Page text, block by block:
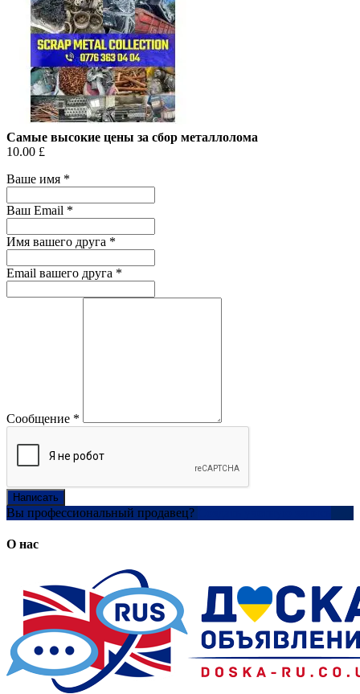
Самые высокие цены за сбор металлолома
10.00 £
Ваше имя *
Ваш Email *
Имя вашего друга *
Email вашего друга *
Сообщение *
Написать
Вы профессиональный продавец?
О нас